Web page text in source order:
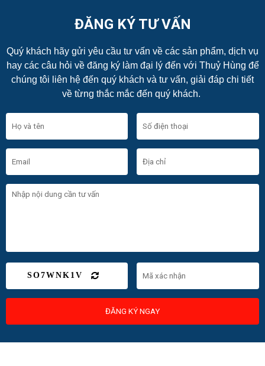
ĐĂNG KÝ TƯ VẤN
Quý khách hãy gửi yêu cầu tư vấn về các sản phẩm, dịch vụ
hay các câu hỏi về đăng ký làm đại lý đến với Thuỷ Hùng để
chúng tôi liên hệ đến quý khách và tư vấn, giải đáp chi tiết
về từng thắc mắc đến quý khách.
SO7WNK1V
ĐĂNG KÝ NGAY